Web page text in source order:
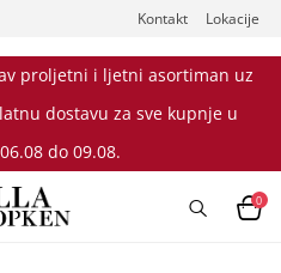
Kontakt Lokacije
proljetni i ljetni asortiman uz
dostavu za sve kupnje u
do 09.08.
0